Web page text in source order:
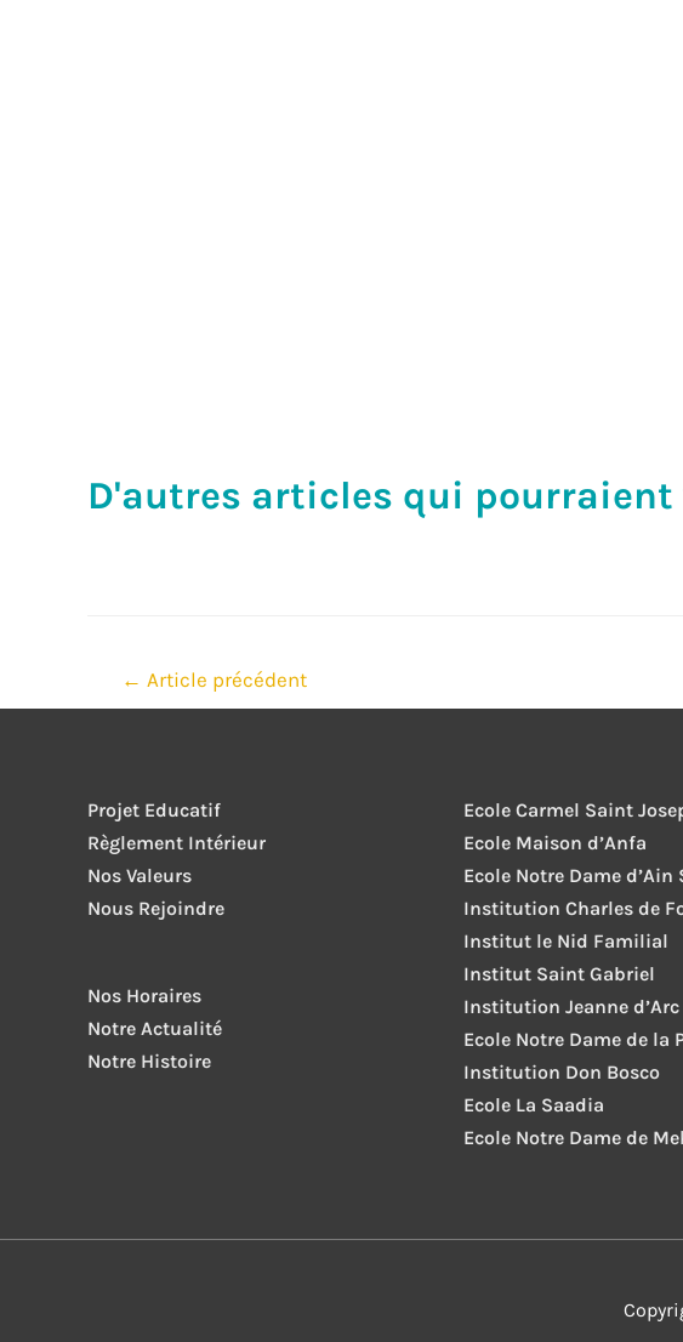
D'autres articles qui pourraient
Navigation
← Article précédent
Projet Educatif
Règlement Intérieur
Nos Valeurs
Nous Rejoindre
Nos Horaires
Notre Actualité
Notre Histoire
Ecole Carmel Saint
Ecole Maison d’Anfa
Ecole Notre Dame d’Ain
Institution Charles de
Institut le Nid Familial
Institut Saint Gabriel
Institution Jeanne d’Arc
Ecole Notre Dame de la
Institution Don Bosco
Ecole La Saadia
Ecole Notre Dame de